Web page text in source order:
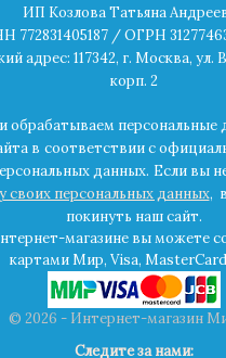
ИП Козлова Татьяна
772831405187 / ОГРН
адрес: 117342, г. Москва, ул.
корп. 2
обрабатываем персональные
в соответствии с
данных. Если вы
своих персональных данных,
покинуть наш сайт.
магазине вы можете
картами Мир, Visa,
© 2026 - Интернет-магазин
Следите за нами: